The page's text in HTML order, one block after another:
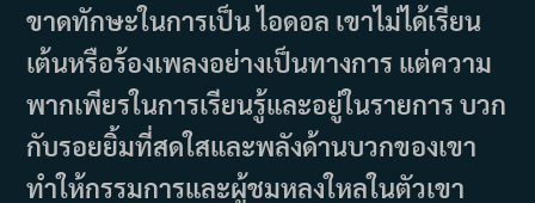
ขาดทักษะในการเป็น ไอดอล เขาไม่ได้เรียน
เต้นหรือร้องเพลงอย่างเป็นทางการ แต่ความ
พากเพียรในการเรียนรู้และอยู่ในรายการ บวก
กับรอยยิ้มที่สดใสและพลังด้านบวกของเขา
ทำให้กรรมการและผู้ชมหลงใหลในตัวเขา